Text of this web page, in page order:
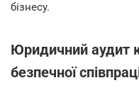
бізнесу.
Юридичний аудит
безпечної